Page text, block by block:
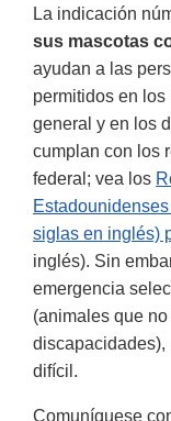
La indicación
sus mascotas
ayudan a las
permitidos en
general y en los
cumplan con los
federal; vea los
siglas en inglés)
inglés). Sin
emergencia
(animales que
discapacidades),
difícil.
Comuníquese